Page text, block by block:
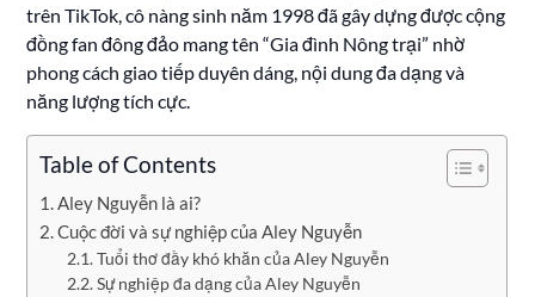
trên TikTok, cô nàng sinh năm 1998 đã gây dựng được cộng
đồng fan đông đảo mang tên “Gia đình Nông trại” nhờ
phong cách giao tiếp duyên dáng, nội dung đa dạng và
năng lượng tích cực.
Table of Contents
Aley Nguyễn là ai?
Cuộc đời và sự nghiệp của Aley Nguyễn
Tuổi thơ đầy khó khăn của Aley Nguyễn
Sự nghiệp đa dạng của Aley Nguyễn